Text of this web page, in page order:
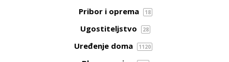
Pribor i oprema 18
Ugostiteljstvo 28
Uređenje doma 1120